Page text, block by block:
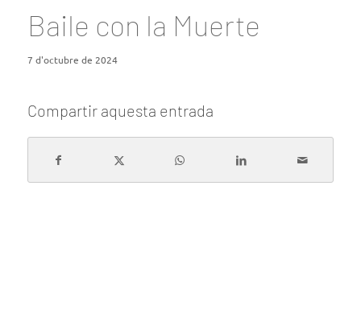
Baile con la Muerte
7 d'octubre de 2024
Compartir aquesta entrada